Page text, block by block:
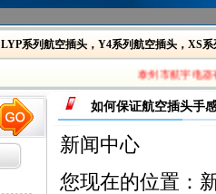
LYP系列航空插头 ， Y4系列航空插头 ， XS系
XC系列航空插头，CXCH
泰州市航宇电器有
如何保证航空插头手
新闻中心
您现在的位置：